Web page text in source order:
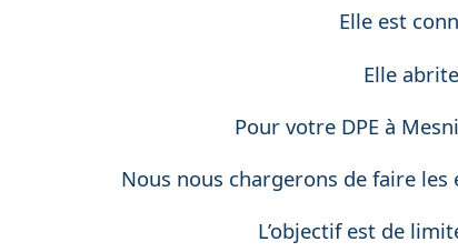
Elle est
Elle
Pour votre DPE à
Nous nous chargerons de faire
L’objectif est de